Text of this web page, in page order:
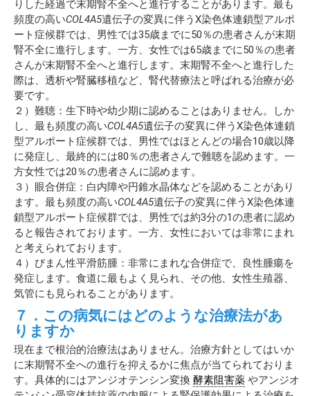
りした経過で末期腎不全へと進行することがあります。最も
頻度の高いCOL4A5遺伝子の変異に伴うX染色体連鎖型アルポ
ート症候群では、男性では35歳までに50％の患者さんが末期
腎不全に進行します。一方、女性では65歳までに50％の患者
さんが末期腎不全へと進行します。末期腎不全へと進行した
際は、透析や腎臓移植など、腎代替療法と呼ばれる治療が必
要です。
２）難聴：生下時や幼少期に認めることはありません。しか
し、最も頻度の高いCOL4A5遺伝子の変異に伴うX染色体連鎖
型アルポート症候群では、男性ではほとんどの場合10歳以降
に発症し、最終的には80％の患者さんで難聴を認めます。一
方女性では20％の患者さんに認めます。
３）眼合併症：白内障や円錐水晶体などを認めることがあり
ます。最も頻度の高いCOL4A5遺伝子の変異に伴うX染色体連
鎖型アルポート症候群では、男性では約3分の1の患者に認め
ると報告されております。一方、女性においては非常にまれ
と考えられております。
４）びまん性平滑筋腫：非常にまれな合併症で、良性腫瘍を
発症します。食道に最もよく見られ、その他、女性生殖器、
気管にも見られることがあります。
７．この病気にはどのような治療法があ
りますか
現在まで根治的治療法はありません。治療方針としてはいか
に末期腎不全への進行を抑えるかに焦点が当てられておりま
す。具体的にはアンジオテンシン変換 酵素阻害薬 やアンジオ